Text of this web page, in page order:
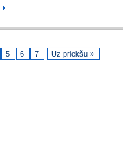
5 6 7 Uz priekšu »